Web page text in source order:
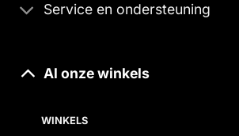
Service en ondersteuning
Al onze winkels
WINKELS